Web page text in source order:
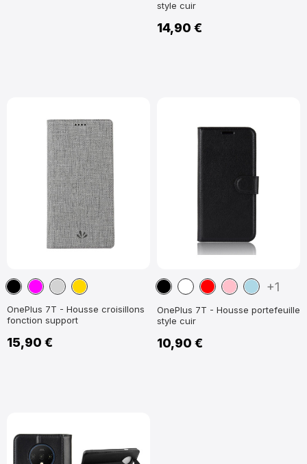
style cuir
14,90 €
NoirMagenta
GrisOr
OnePlus 7T - Housse croisillons
fonction support
15,90 €
NoirBlancRouge
RoseBleu+1
OnePlus 7T - Housse portefeuille
style cuir
10,90 €